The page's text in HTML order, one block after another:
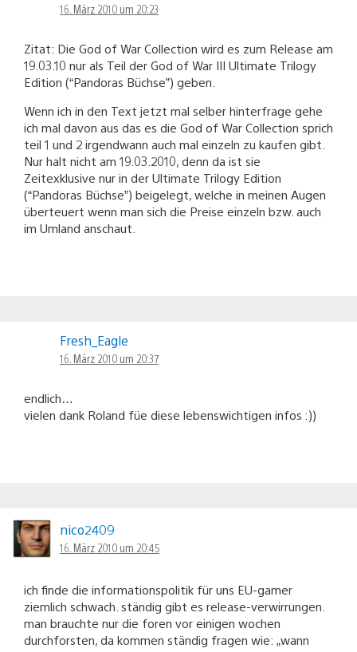
16. März 2010 um 20:23
Zitat: Die God of War Collection wird es zum Release am
19.03.10 nur als Teil der God of War III Ultimate Trilogy
Edition (“Pandoras Büchse”) geben.
Wenn ich in den Text jetzt mal selber hinterfrage gehe
ich mal davon aus das es die God of War Collection sprich
teil 1 und 2 irgendwann auch mal einzeln zu kaufen gibt.
Nur halt nicht am 19.03.2010, denn da ist sie
Zeitexklusive nur in der Ultimate Trilogy Edition
(“Pandoras Büchse”) beigelegt, welche in meinen Augen
überteuert wenn man sich die Preise einzeln bzw. auch
im Umland anschaut.
Fresh_Eagle
16. März 2010 um 20:37
endlich…
vielen dank Roland füe diese lebenswichtigen infos :))
nico2409
16. März 2010 um 20:45
ich finde die informationspolitik für uns EU-gamer
ziemlich schwach. ständig gibt es release-verwirrungen.
man brauchte nur die foren vor einigen wochen
durchforsten, da kommen ständig fragen wie: „wann